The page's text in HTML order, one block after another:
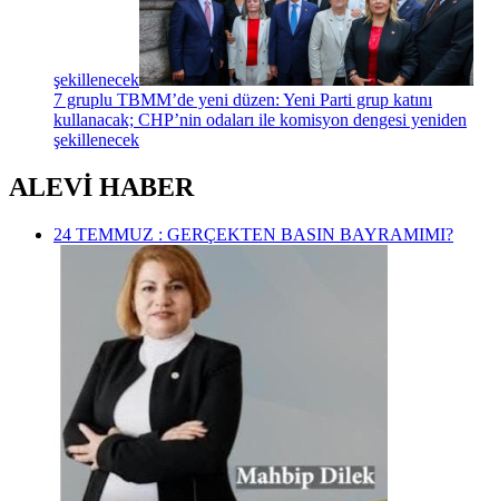
şekillenecek
7 gruplu TBMM’de yeni düzen: Yeni Parti grup katını
kullanacak; CHP’nin odaları ile komisyon dengesi yeniden
şekillenecek
ALEVİ HABER
24 TEMMUZ : GERÇEKTEN BASIN BAYRAMIMI?